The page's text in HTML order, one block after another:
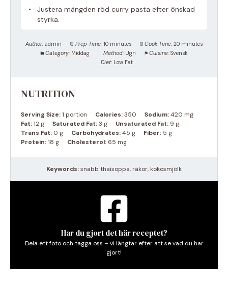
Justera mängden röd curry pasta efter önskad
styrka.
Author: admin Prep Time: 10 minutes Cook Time: 20 minutes
Category: Middag Method: Ugn Cuisine: Svensk
Diet: Low Fat
NUTRITION
Serving Size:1 portion Calories:350 Sodium:420 mg
Fat:12 g Saturated Fat:3 g Unsaturated Fat: 9 g
Trans Fat: 0 g Carbohydrates:45 g Fiber: 5 g
Protein:18 g Cholesterol: 65 mg
Keywords:snabb thaisoppa, räkor, kokosmjölk
Har du gjort det här receptet?
Dela ett foto och tagga oss – vi längtar efter att se vad du har
gjort!